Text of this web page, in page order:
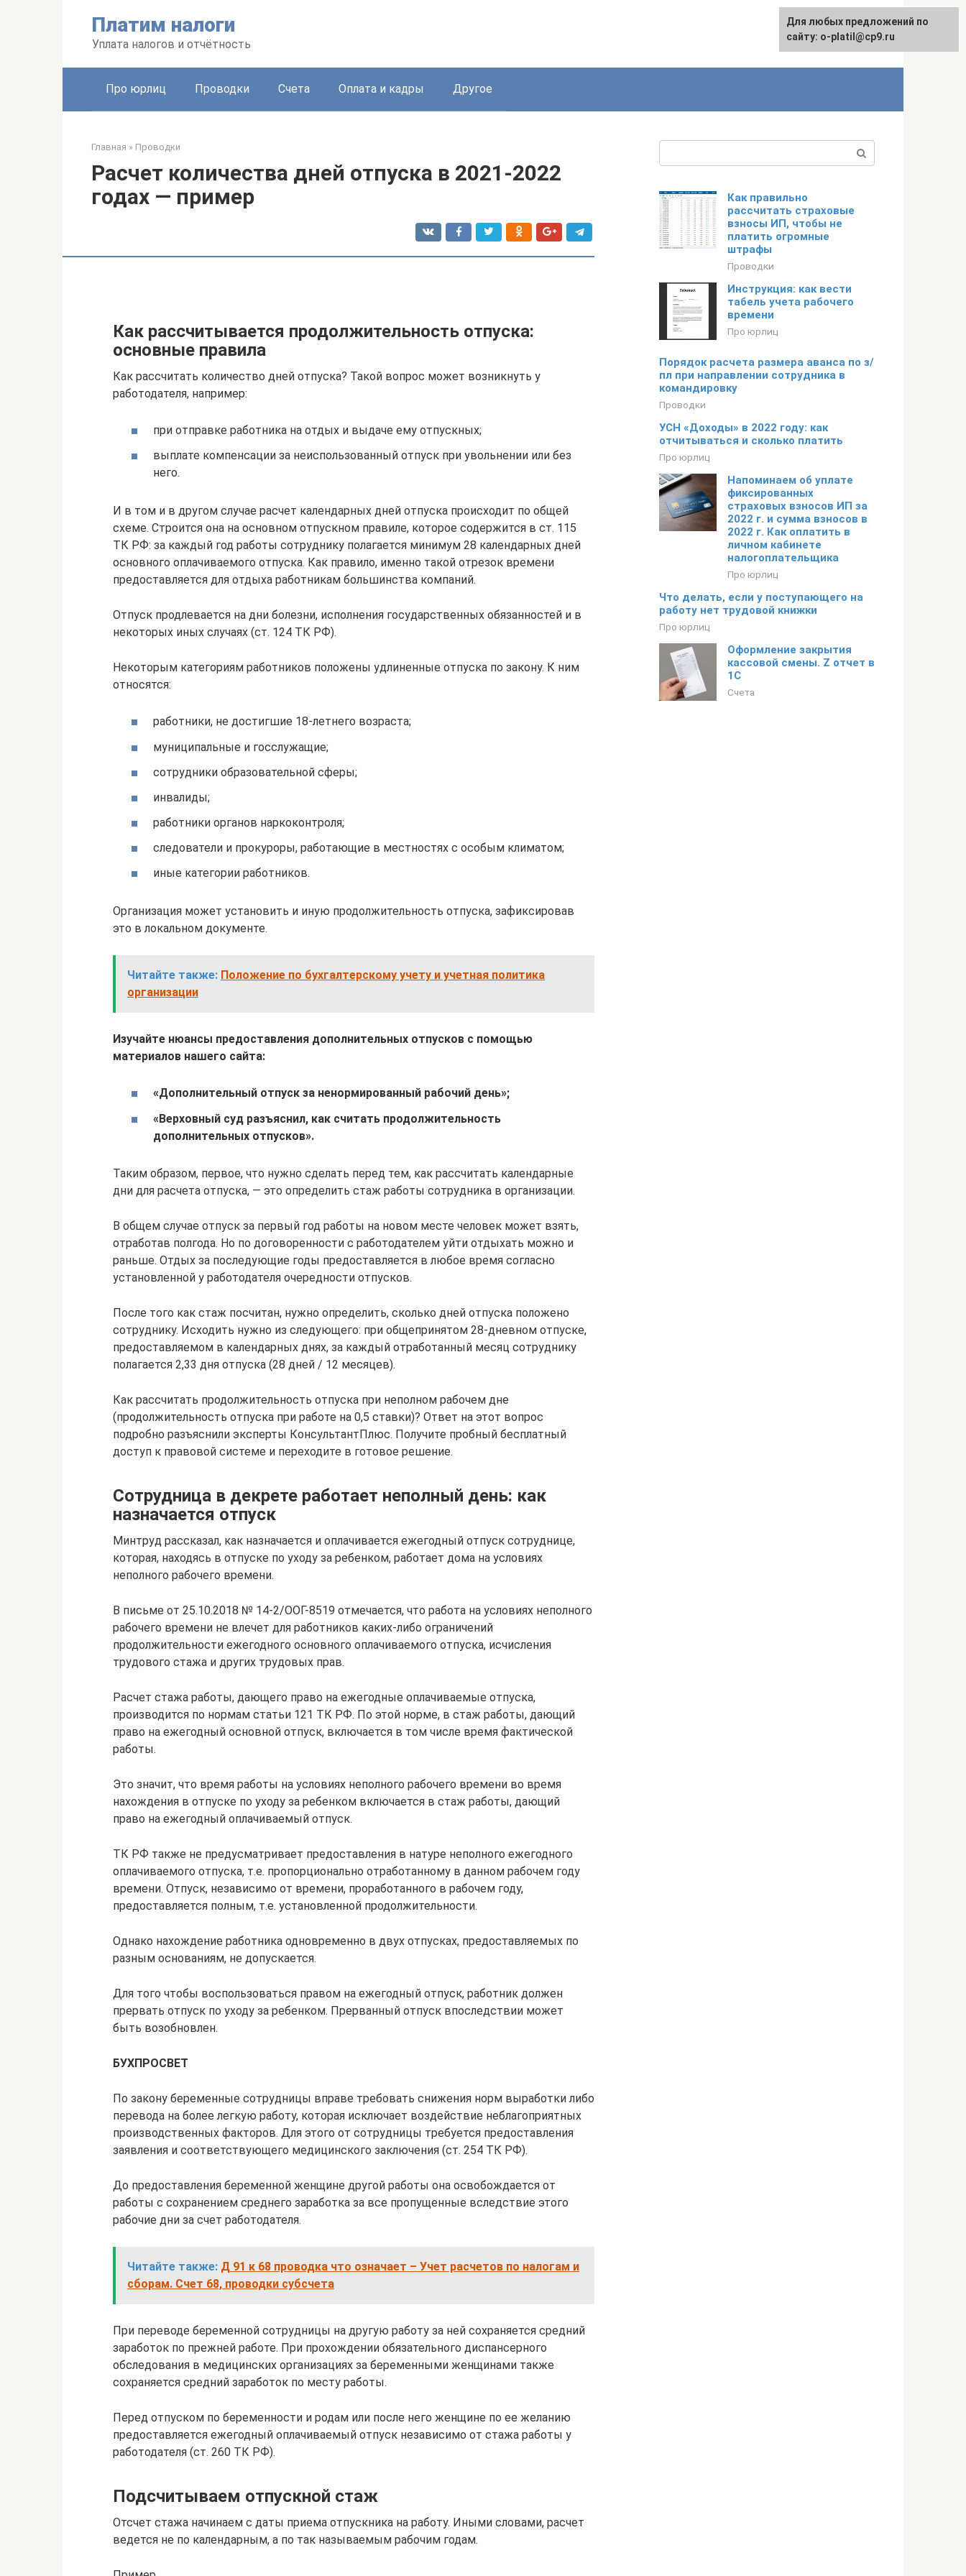
Платим налоги
Уплата налогов и отчётность
Про юрлиц Проводки Счета Оплата и кадры Другое
Главная » Проводки
Расчет количества дней отпуска в 2021-2022
годах — пример
Как рассчитывается продолжительность отпуска:
основные правила
Как рассчитать количество дней отпуска? Такой вопрос может возникнуть у
работодателя, например:
при отправке работника на отдых и выдаче ему отпускных;
выплате компенсации за неиспользованный отпуск при увольнении или без
него.
И в том и в другом случае расчет календарных дней отпуска происходит по общей
схеме. Строится она на основном отпускном правиле, которое содержится в ст. 115
ТК РФ: за каждый год работы сотруднику полагается минимум 28 календарных дней
основного оплачиваемого отпуска. Как правило, именно такой отрезок времени
предоставляется для отдыха работникам большинства компаний.
Отпуск продлевается на дни болезни, исполнения государственных обязанностей и в
некоторых иных случаях (ст. 124 ТК РФ).
Некоторым категориям работников положены удлиненные отпуска по закону. К ним
относятся:
работники, не достигшие 18-летнего возраста;
муниципальные и госслужащие;
сотрудники образовательной сферы;
инвалиды;
работники органов наркоконтроля;
следователи и прокуроры, работающие в местностях с особым климатом;
иные категории работников.
Организация может установить и иную продолжительность отпуска, зафиксировав
это в локальном документе.
Читайте также: Положение по бухгалтерскому учету и учетная политика
организации
Изучайте нюансы предоставления дополнительных отпусков с помощью
материалов нашего сайта:
«Дополнительный отпуск за ненормированный рабочий день»;
«Верховный суд разъяснил, как считать продолжительность
дополнительных отпусков».
Таким образом, первое, что нужно сделать перед тем, как рассчитать календарные
дни для расчета отпуска, — это определить стаж работы сотрудника в организации.
В общем случае отпуск за первый год работы на новом месте человек может взять,
отработав полгода. Но по договоренности с работодателем уйти отдыхать можно и
раньше. Отдых за последующие годы предоставляется в любое время согласно
установленной у работодателя очередности отпусков.
После того как стаж посчитан, нужно определить, сколько дней отпуска положено
сотруднику. Исходить нужно из следующего: при общепринятом 28-дневном отпуске,
предоставляемом в календарных днях, за каждый отработанный месяц сотруднику
полагается 2,33 дня отпуска (28 дней / 12 месяцев).
Как рассчитать продолжительность отпуска при неполном рабочем дне
(продолжительность отпуска при работе на 0,5 ставки)? Ответ на этот вопрос
подробно разъяснили эксперты КонсультантПлюс. Получите пробный бесплатный
доступ к правовой системе и переходите в готовое решение.
Сотрудница в декрете работает неполный день: как
назначается отпуск
Минтруд рассказал, как назначается и оплачивается ежегодный отпуск сотруднице,
которая, находясь в отпуске по уходу за ребенком, работает дома на условиях
неполного рабочего времени.
В письме от 25.10.2018 № 14-2/ООГ-8519 отмечается, что работа на условиях неполного
рабочего времени не влечет для работников каких-либо ограничений
продолжительности ежегодного основного оплачиваемого отпуска, исчисления
трудового стажа и других трудовых прав.
Расчет стажа работы, дающего право на ежегодные оплачиваемые отпуска,
производится по нормам статьи 121 ТК РФ. По этой норме, в стаж работы, дающий
право на ежегодный основной отпуск, включается в том числе время фактической
работы.
Это значит, что время работы на условиях неполного рабочего времени во время
нахождения в отпуске по уходу за ребенком включается в стаж работы, дающий
право на ежегодный оплачиваемый отпуск.
ТК РФ также не предусматривает предоставления в натуре неполного ежегодного
оплачиваемого отпуска, т.е. пропорционально отработанному в данном рабочем году
времени. Отпуск, независимо от времени, проработанного в рабочем году,
предоставляется полным, т.е. установленной продолжительности.
Однако нахождение работника одновременно в двух отпусках, предоставляемых по
разным основаниям, не допускается.
Для того чтобы воспользоваться правом на ежегодный отпуск, работник должен
прервать отпуск по уходу за ребенком. Прерванный отпуск впоследствии может
быть возобновлен.
БУХПРОСВЕТ
По закону беременные сотрудницы вправе требовать снижения норм выработки либо
перевода на более легкую работу, которая исключает воздействие неблагоприятных
производственных факторов. Для этого от сотрудницы требуется предоставления
заявления и соответствующего медицинского заключения (ст. 254 ТК РФ).
До предоставления беременной женщине другой работы она освобождается от
работы с сохранением среднего заработка за все пропущенные вследствие этого
рабочие дни за счет работодателя.
Читайте также: Д 91 к 68 проводка что означает – Учет расчетов по налогам и
сборам. Счет 68, проводки субсчета
При переводе беременной сотрудницы на другую работу за ней сохраняется средний
заработок по прежней работе. При прохождении обязательного диспансерного
обследования в медицинских организациях за беременными женщинами также
сохраняется средний заработок по месту работы.
Перед отпуском по беременности и родам или после него женщине по ее желанию
предоставляется ежегодный оплачиваемый отпуск независимо от стажа работы у
работодателя (ст. 260 ТК РФ).
Подсчитываем отпускной стаж
Отсчет стажа начинаем с даты приема отпускника на работу. Иными словами, расчет
ведется не по календарным, а по так называемым рабочим годам.
Как правильно
рассчитать страховые
взносы ИП, чтобы не
платить огромные
штрафы
Проводки
Инструкция: как вести
табель учета рабочего
времени
Про юрлиц
Порядок расчета размера аванса по з/
пл при направлении сотрудника в
командировку
Проводки
УСН «Доходы» в 2022 году: как
отчитываться и сколько платить
Про юрлиц
Напоминаем об уплате
фиксированных
страховых взносов ИП за
2022 г. и сумма взносов в
2022 г. Как оплатить в
личном кабинете
налогоплательщика
Про юрлиц
Что делать, если у поступающего на
работу нет трудовой книжки
Про юрлиц
Оформление закрытия
кассовой смены. Z отчет в
1С
Счета
Для любых предложений по
сайту: o-platil@cp9.ru